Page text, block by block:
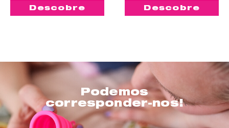
Descobre Descobre
Podemos
corresponder-nos!